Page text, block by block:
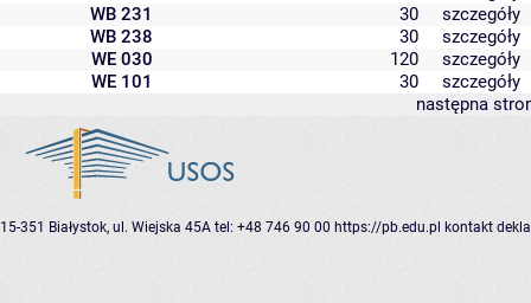
WB 231
30
szczegóły
WB 238
30
szczegóły
WE 030
120
szczegóły
WE 101
30
szczegóły
następna
15-351 Białystok, ul. Wiejska 45A tel: +48 746 90 00 https://pb.edu.pl kontakt